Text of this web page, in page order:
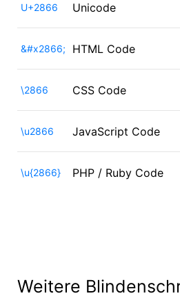
U+2866 Unicode
&#x2866; HTML Code
\2866 CSS Code
\u2866 JavaScript Code
\u{2866} PHP / Ruby Code
Weitere